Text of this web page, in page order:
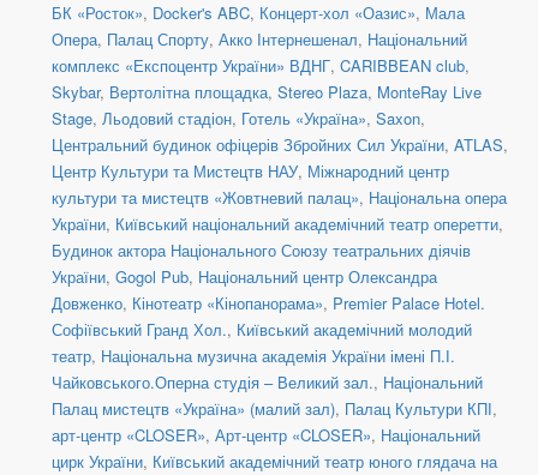
БК «Росток», Docker's ABC, Концерт-хол «Оазис», Мала
Опера, Палац Спорту, Акко Інтернешенал, Національний
комплекс «Експоцентр України» ВДНГ, CARIBBEAN club,
Skybar, Вертолітна площадка, Stereo Plaza, MonteRay Live
Stage, Льодовий стадіон, Готель «Україна», Saxon,
Центральний будинок офіцерів Збройних Сил України, ATLAS,
Центр Культури та Мистецтв НАУ, Міжнародний центр
культури та мистецтв «Жовтневий палац», Національна опера
України, Київський національний академічний театр оперетти,
Будинок актора Національного Союзу театральних діячів
України, Gogol Pub, Національний центр Олександра
Довженко, Кінотеатр «Кінопанорама», Premier Palace Hotel.
Софіївський Гранд Хол., Київський академічний молодий
театр, Національна музична академія України імені П.І.
Чайковського.Оперна студія – Великий зал., Національний
Палац мистецтв «Україна» (малий зал), Палац Культури КПІ,
арт-центр «CLOSER», Арт-центр «CLOSER», Національний
цирк України, Київський академічний театр юного глядача на